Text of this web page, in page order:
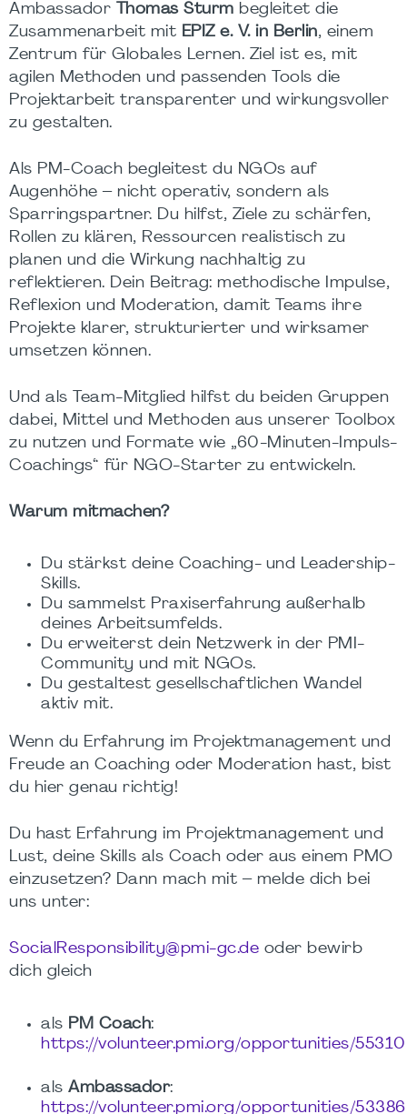
Ambassador
Thomas Sturm begleitet die
Zusammenarbeit mit EPIZ e. V. in Berlin, einem
Zentrum für Globales Lernen. Ziel ist es, mit
agilen Methoden und passenden Tools die
Projektarbeit transparenter und wirkungsvoller
zu gestalten.
Als PM-Coach begleitest du NGOs auf
Augenhöhe – nicht operativ, sondern als
Sparringspartner. Du hilfst, Ziele zu schärfen,
Rollen zu klären, Ressourcen realistisch zu
planen und die Wirkung nachhaltig zu
reflektieren. Dein Beitrag: methodische Impulse,
Reflexion und Moderation, damit Teams ihre
Projekte klarer, strukturierter und wirksamer
umsetzen können.
Und als Team-Mitglied hilfst du beiden Gruppen
dabei, Mittel und Methoden aus unserer
Toolbox
zu nutzen und Formate wie „60-Minuten-Impuls-
Coachings“ für NGO-Starter zu entwickeln.
Warum mitmachen?
Du stärkst deine Coaching- und Leadership-
Skills.
Du sammelst Praxiserfahrung außerhalb
deines Arbeitsumfelds.
Du erweiterst dein Netzwerk in der PMI-
Community und mit NGOs.
Du gestaltest gesellschaftlichen Wandel
aktiv mit.
Wenn du Erfahrung im Projektmanagement und
Freude an Coaching oder Moderation hast, bist
du hier genau richtig!
Du hast Erfahrung im Projektmanagement und
Lust, deine Skills als Coach oder aus einem PMO
einzusetzen? Dann mach mit – melde dich bei
uns unter:
SocialResponsibility@pmi-gc.de oder bewirb
dich gleich
als PM Coach:
https://volunteer.pmi.org/opportunities/55310
als Ambassador:
https://volunteer.pmi.org/opportunities/53386